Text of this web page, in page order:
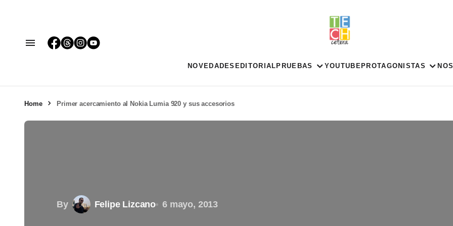
NOVEDADES EDITORIAL PRUEBAS YOUTUBE PROTAGONISTAS
Home Primer acercamiento al Nokia Lumia 920 y sus accesorios
By Felipe Lizcano 6 mayo, 2013